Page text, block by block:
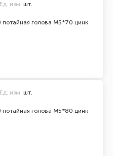
голова М5*70 цинк
Ед. изм. шт.
голова М5*80 цинк
Ед. изм. шт.